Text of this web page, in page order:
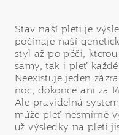
Stav naší pleti je
počínaje naší
styl až po péči,
samy, tak i pleť
Neexistuje jeden
noc, dokonce ani za
Ale pravidelná
může pleť nesmírně
už výsledky na pleti